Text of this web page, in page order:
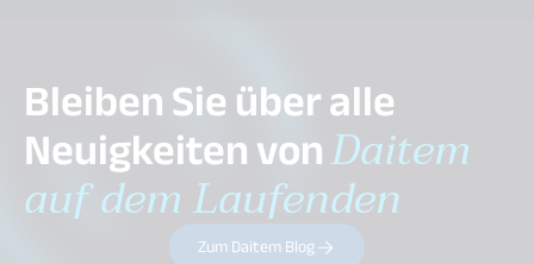
Bleiben Sie über alle
Neuigkeiten vonDaitem
auf dem Laufenden
Zum Daitem Blog